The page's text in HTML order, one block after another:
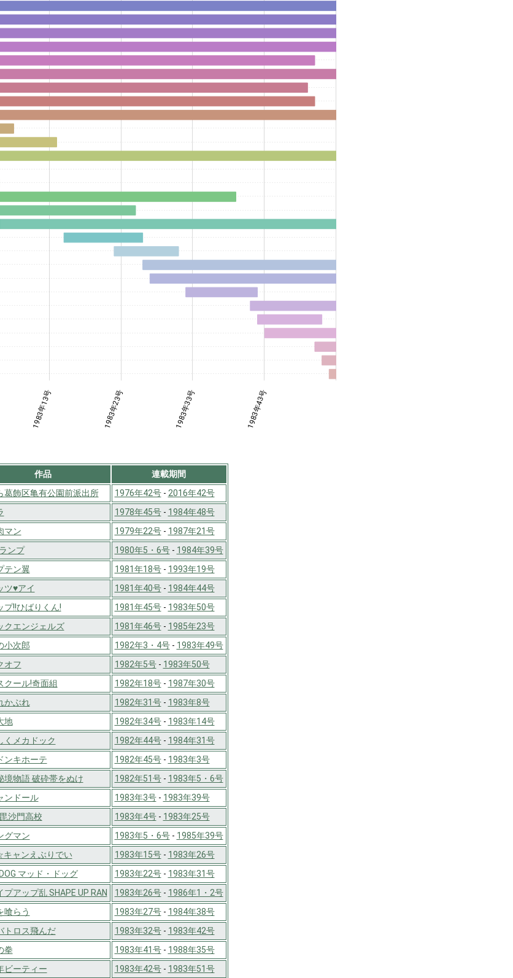
1983年13号 1983年23号 1983年33号 1983年43号
作品
連載期間
葛飾区亀有公園前派出所
1976年42号- 2016年42号
1978年45号- 1984年48号
マン
1979年22号- 1987年21号
ンプ
1980年5・6号- 1984年39号
テン翼
1981年18号- 1993年19号
ツ♥アイ
1981年40号- 1984年44号
プ!!ひばりくん!
1981年45号- 1983年50号
クエンジェルズ
1981年46号- 1985年23号
小次郎
1982年3・4号- 1983年49号
オフ
1982年5号- 1983年50号
クール!奇面組
1982年18号- 1987年30号
かぶれ
1982年31号- 1983年8号
地
1982年34号- 1983年14号
くメカドック
1982年44号- 1984年31号
ンキホーテ
1982年45号- 1983年3号
境物語 破砕帯をぬけ
1982年51号- 1983年5・6号
ンドール
1983年3号- 1983年39号
沙門高校
1983年4号- 1983年25号
グマン
1983年5・6号- 1985年39号
ャンえぶりでい
1983年15号- 1983年26号
マッド・ドッグ
1983年22号- 1983年31号
プアップ乱 SHAPE UP RAN
1983年26号- 1986年1・2号
喰らう
1983年27号- 1984年38号
トロス飛んだ
1983年32号- 1983年42号
拳
1983年41号- 1988年35号
ビーティー
1983年42号- 1983年51号